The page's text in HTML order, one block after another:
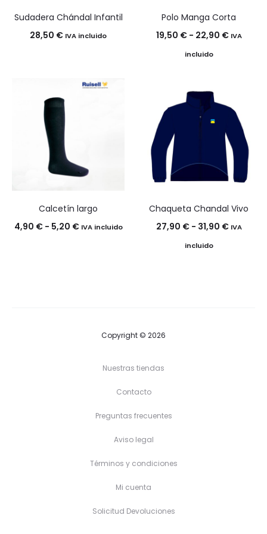
Sudadera Chándal Infantil
28,50 € IVA incluido
Polo Manga Corta
19,50 € - 22,90 €Rango
19,50 €
hasta
22,90 €
IVA
incluido
Calcetín largo
4,90 € - 5,20 €Rango
5,20 €
IVA incluido
Chaqueta Chandal Vivo
27,90 € - 31,90 €Rango
IVA
incluido
Copyright © 2026
Nuestras tiendas
Contacto
Preguntas frecuentes
Aviso legal
Términos y condiciones
Mi cuenta
Solicitud Devoluciones